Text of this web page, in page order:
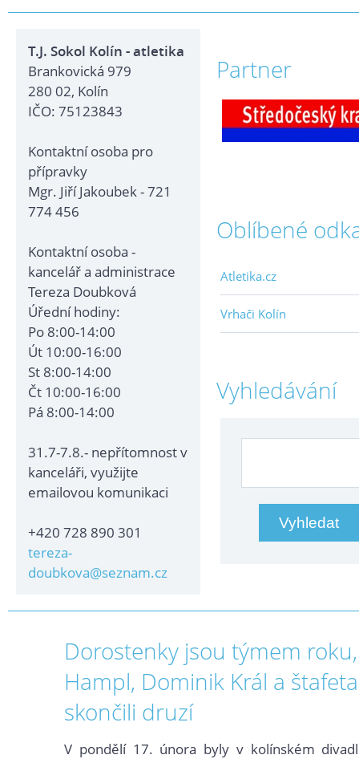
T.J. Sokol Kolín - atletika
Brankovická 979
280 02, Kolín
IČO: 75123843
Kontaktní osoba pro
přípravky
Mgr. Jiří Jakoubek - 721
774 456
Kontaktní osoba -
kancelář a administrace
Tereza Doubková
Úřední hodiny:
Po 8:00-14:00
Út 10:00-16:00
St 8:00-14:00
Čt 10:00-16:00
Pá 8:00-14:00
31.7-7.8.- nepřítomnost v
kanceláři, využijte
emailovou komunikaci
+420 728 890 301
tereza-
doubkova@seznam.cz
Partner
Oblíbené
Atletika.cz
Vrhači Kolín
Vyhledávání
Dorostenky jsou týmem
Hampl, Dominik Král a
skončili druzí
V pondělí 17. února byly v kolínském